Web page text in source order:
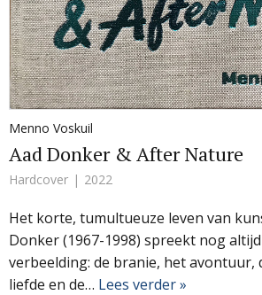
Menno Voskuil
Aad Donker & After Nature
Hardcover 2022
Het korte, tumultueuze leven van
Donker (1967-1998) spreekt nog
verbeelding: de branie, het avontuur,
liefde en de… Lees verder »